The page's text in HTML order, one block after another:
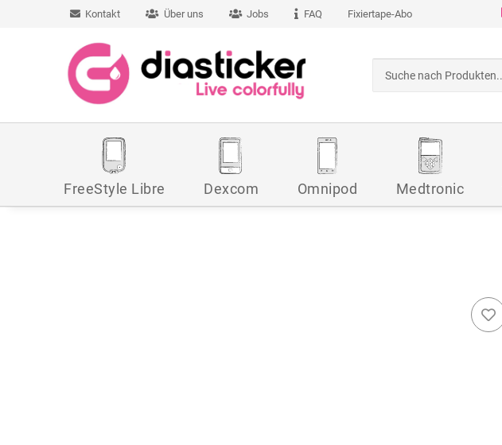
Kontakt Über uns Jobs FAQ Fixiertape-Abo
FreeStyle Libre Dexcom Omnipod Medtronic